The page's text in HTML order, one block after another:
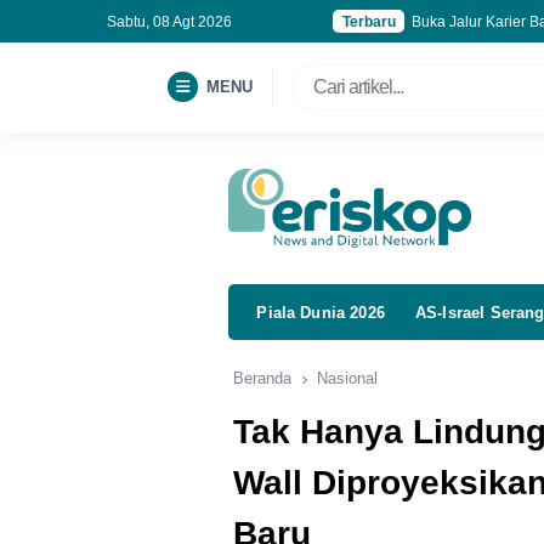
Sabtu, 08 Agt 2026 Terbaru
Buka Jalur Karier
Gandeng BINUS,
MENU
Piala Dunia 2026 AS-Israel
Beranda Nasional
Tak Hanya
Wall
Baru